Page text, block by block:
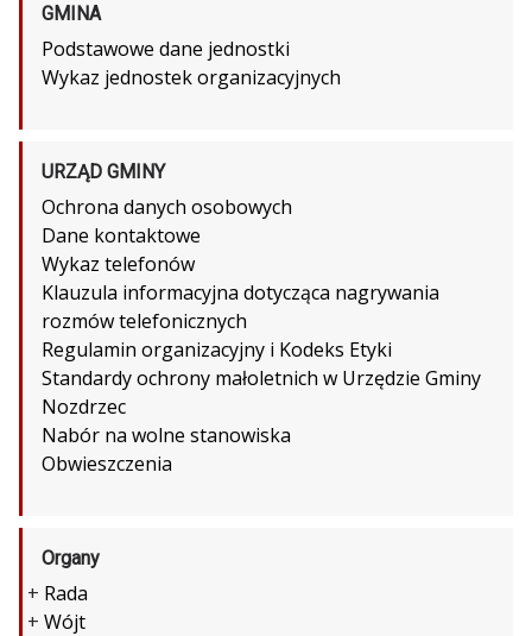
GMINA
Podstawowe dane jednostki
Wykaz jednostek organizacyjnych
URZĄD GMINY
Ochrona danych osobowych
Dane kontaktowe
Wykaz telefonów
Klauzula informacyjna dotycząca nagrywania
rozmów telefonicznych
Regulamin organizacyjny i Kodeks Etyki
Standardy ochrony małoletnich w Urzędzie Gminy
Nozdrzec
Nabór na wolne stanowiska
Obwieszczenia
Organy
+ Rada
+ Wójt